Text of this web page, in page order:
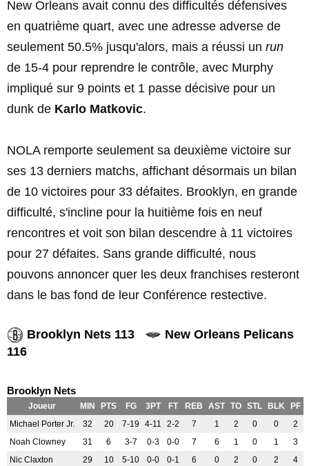
New Orleans avait connu des difficultés défensives
en quatrième quart, avec une adresse adverse de
seulement 50.5% jusqu'alors, mais a réussi un run
de 15-4 pour reprendre le contrôle, avec Murphy
impliqué sur 9 points et 1 passe décisive pour un
dunk de Karlo Matkovic.
NOLA remporte seulement sa deuxième victoire sur
ses 13 derniers matchs, affichant désormais un bilan
de 10 victoires pour 33 défaites. Brooklyn, en grande
difficulté, s'incline pour la huitième fois en neuf
rencontres et voit son bilan descendre à 11 victoires
pour 27 défaites. Sans grande difficulté, nous
pouvons annoncer quer les deux franchises resteront
dans le bas fond de leur Conférence restective.
Brooklyn Nets 113
New Orleans Pelicans
116
Brooklyn Nets
Joueur MIN PTS FG 3PT FT REB AST TO STL BLK
PF
Michael Porter Jr.
32 20 7-19 4-11 2-2 7 1 2 0 0
2
Noah Clowney
31 6 3-7 0-3 0-0 7 6 1 0 1
3
Nic Claxton
29 10 5-10 0-0 0-1 6 0 2 0 2
4